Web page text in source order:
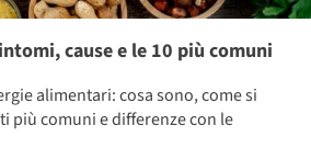
cause e le 10 più comuni
alimentari: cosa sono, come si
più comuni e differenze con le